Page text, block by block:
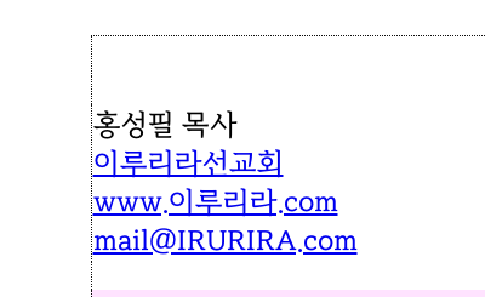
홍성필 목사
이루리라선교회
www.이루리라.com
mail@IRURIRA.com